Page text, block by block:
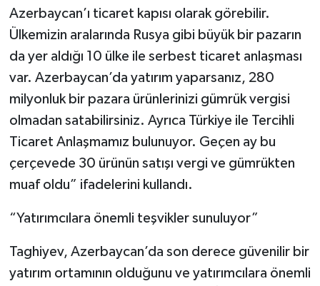
Azerbaycan’ı ticaret kapısı olarak görebilir.
Ülkemizin aralarında Rusya gibi büyük bir pazarın
da yer aldığı 10 ülke ile serbest ticaret anlaşması
var. Azerbaycan’da yatırım yaparsanız, 280
milyonluk bir pazara ürünlerinizi gümrük vergisi
olmadan satabilirsiniz. Ayrıca Türkiye ile Tercihli
Ticaret Anlaşmamız bulunuyor. Geçen ay bu
çerçevede 30 ürünün satışı vergi ve gümrükten
muaf oldu” ifadelerini kullandı.
“Yatırımcılara önemli teşvikler sunuluyor”
Taghiyev, Azerbaycan’da son derece güvenilir bir
yatırım ortamının olduğunu ve yatırımcılara önemli